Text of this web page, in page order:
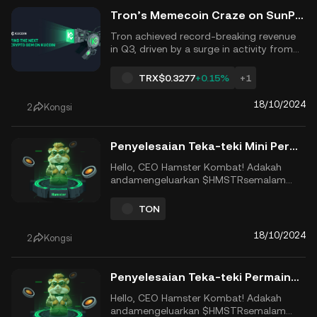
Tron’s Memecoin Craze on SunPump Sets Revenue Records of Over $150M in Q3
Tron achieved record-breaking revenue
in Q3, driven by a surge in activity from
According to Messari, the blockchain
generated $151.2 million, marking a 30%
increase from the previous quarter. Quick
generated 27% of its Q3...
TRX$0.3277+0.15% +1
2 Kongsi 18/10/2024
Penyelesaian Teka-teki Mini Permainan Hamster Kombat, 18 Oktober 2024
Hello, CEO Hamster Kombat! Adakah
andamengeluarkan $HMSTRsemalam
keuntungan?$HMSTRakhirnya
dilancarkan di CEXs, termasuk KuCoin,
pada 26 September selepas berbulan-
bulan hype. $HMSTR kini berdagang
pada $0,003759 pada masa penulisan.
TON
2 Kongsi 18/10/2024
Penyelesaian Teka-teki Permainan Mini Hamster Kombat, 17 Oktober 2024
Hello, CEO Hamster Kombat! Adakah
andamengeluarkan $HMSTRsemalam